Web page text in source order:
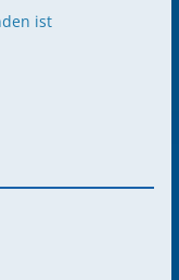
ist